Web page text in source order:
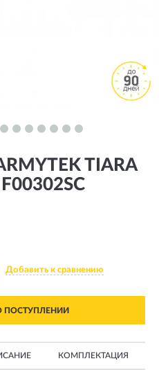
TIARA
Добавить к сравнению
ПОСТУПЛЕНИИ
КОМПЛЕКТАЦИЯ